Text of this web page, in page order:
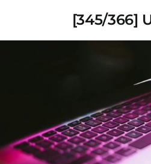
Search
for:
[345/366]